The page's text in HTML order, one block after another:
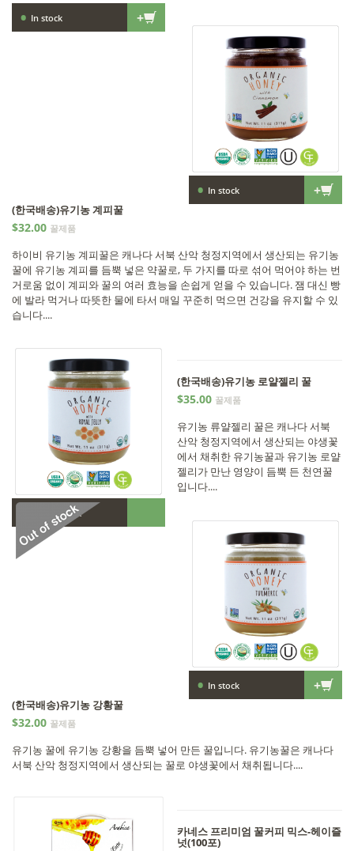
+
• In stock
+
• In stock
(한국배송)유기농 계피꿀
$32.00 꿀제품
하이비 유기농 계피꿀은 캐나다 서북 산악 청정지역에서 생산되는 유기농
꿀에 유기농 계피를 듬뿍 넣은 약꿀로, 두 가지를 따로 섞어 먹어야 하는 번
거로움 없이 계피와 꿀의 여러 효능을 손쉽게 얻을 수 있습니다. 잼 대신 빵
에 발라 먹거나 따뜻한 물에 타서 매일 꾸준히 먹으면 건강을 유지할 수 있
습니다....
Out of stock
(한국배송)유기농 로얄젤리 꿀
$35.00 꿀제품
유기농 류얄젤리 꿀은 캐나다 서북
산악 청정지역에서 생산되는 야생꽃
에서 채취한 유기농꿀과 유기농 로얄
젤리가 만난 영양이 듬뿍 든 천연꿀
입니다....
+
• In stock
(한국배송)유기농 강황꿀
$32.00 꿀제품
유기농 꿀에 유기농 강황을 듬뿍 넣어 만든 꿀입니다. 유기농꿀은 캐나다
서북 산악 청정지역에서 생산되는 꿀로 야생꽃에서 채취됩니다....
카네스 프리미엄 꿀커피 믹스-헤이즐
넛(100포)